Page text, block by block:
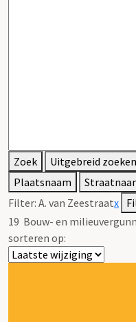
Zoek
Uitgebreid zoeken
Plaatsnaam
Filter: A. van Zeestraatx
19 Bouw- en
sorteren op: